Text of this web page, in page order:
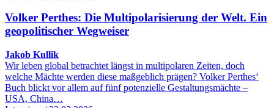
Volker Perthes: Die Multipolarisierung der Welt. Ein
geopolitischer Wegweiser
Jakob Kullik
Wir leben global betrachtet längst in multipolaren Zeiten, doch
welche Mächte werden diese maßgeblich prägen? Volker Perthes‘
Buch blickt vor allem auf fünf potenzielle Gestaltungsmächte –
USA, China…